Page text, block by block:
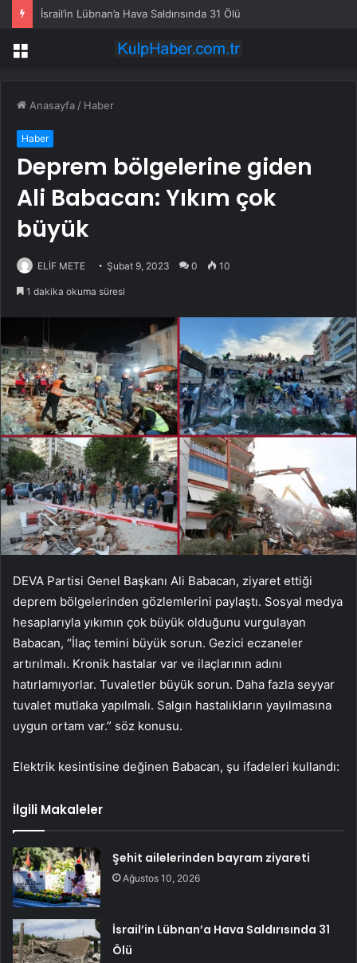
İsrail’in Lübnan’a Hava Saldırısında 31 Ölü
Menü
Anasayfa / Haber
Haber
Deprem bölgelerine giden
Ali Babacan: Yıkım çok
büyük
ELİF METE Şubat 9, 2023 0 10
1 dakika okuma süresi
DEVA Partisi Genel Başkanı Ali Babacan, ziyaret ettiği
deprem bölgelerinden gözlemlerini paylaştı. Sosyal medya
hesaplarıyla yıkımın çok büyük olduğunu vurgulayan
Babacan, “İlaç temini büyük sorun. Gezici eczaneler
artırılmalı. Kronik hastalar var ve ilaçlarının adını
hatırlamıyorlar. Tuvaletler büyük sorun. Daha fazla seyyar
tuvalet mutlaka yapılmalı. Salgın hastalıkların yayılmasına
uygun ortam var.” söz konusu.
Elektrik kesintisine değinen Babacan, şu ifadeleri kullandı:
İlgili Makaleler
Şehit ailelerinden bayram ziyareti
Ağustos 10, 2026
İsrail’in Lübnan’a Hava Saldırısında 31
Ölü